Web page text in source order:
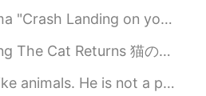
例外です。
ついて言った時、彼は
でした
ね。
so romantic! I now understand why the ratings are so ...
見終わった！ I watched them a few times already, but I still...
that would think of having a pet. But recently th...